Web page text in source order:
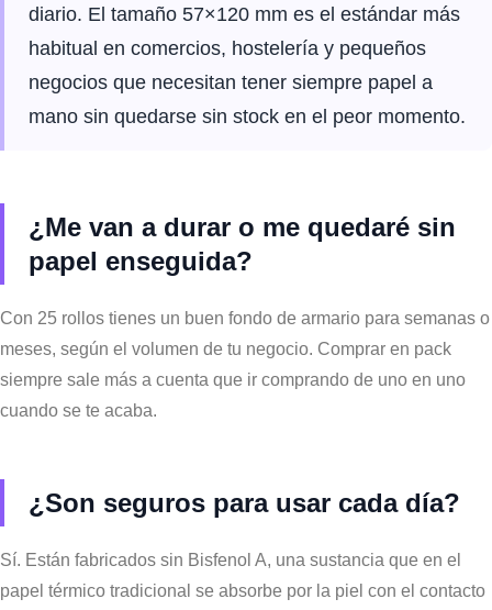
diario. El tamaño 57×120 mm es el estándar más
habitual en comercios, hostelería y pequeños
negocios que necesitan tener siempre papel a
mano sin quedarse sin stock en el peor momento.
¿Me van a durar o me quedaré sin
papel enseguida?
Con 25 rollos tienes un buen fondo de armario para semanas o
meses, según el volumen de tu negocio. Comprar en pack
siempre sale más a cuenta que ir comprando de uno en uno
cuando se te acaba.
¿Son seguros para usar cada día?
Sí. Están fabricados sin Bisfenol A, una sustancia que en el
papel térmico tradicional se absorbe por la piel con el contacto